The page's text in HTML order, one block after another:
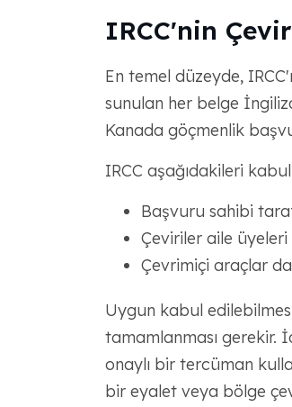
IRCC'nin
En temel düzeyde,
sunulan her belge
Kanada göçmenlik
IRCC aşağıdakileri
Başvuru sahibi
Çeviriler aile üyeleri
Çevrimiçi araçlar
Uygun kabul
tamamlanması gerekir.
onaylı bir tercüman
bir eyalet veya bölge